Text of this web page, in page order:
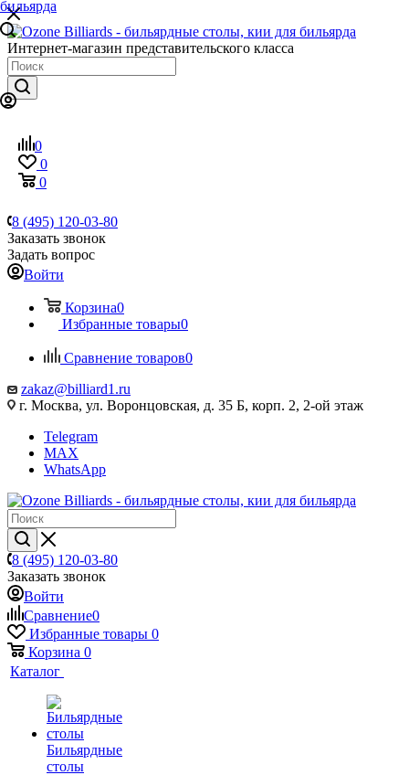
Интернет-магазин представительского класса
8 (495) 120-03-80
Заказать звонок
Задать вопрос
Войти
Корзина0
Избранные товары0
Сравнение товаров0
zakaz@billiard1.ru
г. Москва, ул. Воронцовская, д. 35 Б, корп. 2, 2-ой этаж
Telegram
MAX
WhatsApp
8 (495) 120-03-80
Заказать звонок
Войти
Сравнение0
Избранные товары 0
Корзина 0
Каталог
Бильярдные
столы
0
0
0